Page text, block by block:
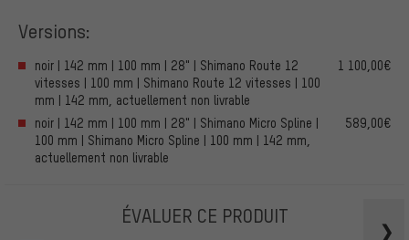
Versions:
noir | 142 mm | 100 mm | 28" | Shimano Route 12
vitesses | 100 mm | Shimano Route 12 vitesses | 100
mm | 142 mm, actuellement non livrable
1 100,00€
noir | 142 mm | 100 mm | 28" | Shimano Micro Spline |
100 mm | Shimano Micro Spline | 100 mm | 142 mm,
actuellement non livrable
589,00€
ÉVALUER CE PRODUIT